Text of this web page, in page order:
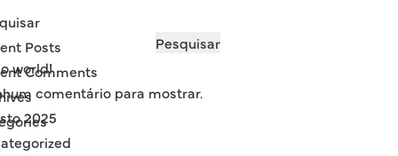
Pesquisar
Posts
world!
Comments
comentário para mostrar.
2025